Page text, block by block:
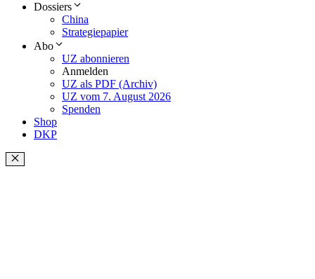
Dossiers
China
Strategiepapier
Abo
UZ abonnieren
Anmelden
UZ als PDF (Archiv)
UZ vom 7. August 2026
Spenden
Shop
DKP
Schließen